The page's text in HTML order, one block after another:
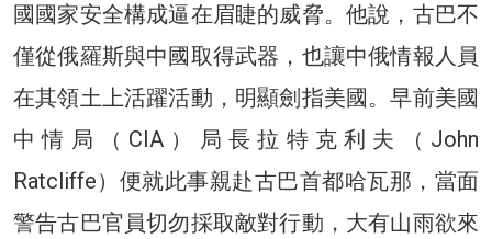
國國家安全構成逼在眉睫的威脅。他說，古巴不
僅從俄羅斯與中國取得武器，也讓中俄情報人員
在其領土上活躍活動，明顯劍指美國。早前美國
中情局（CIA）局長拉特克利夫（John
Ratcliffe）便就此事親赴古巴首都哈瓦那，當面
警告古巴官員切勿採取敵對行動，大有山雨欲來